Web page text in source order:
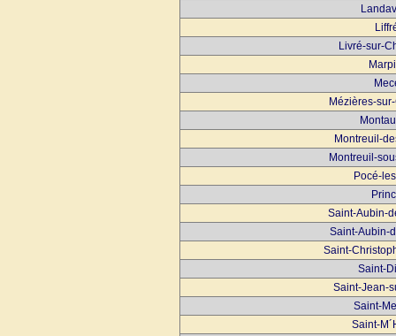
Livré-sur-
Mézières-
Montreuil-
Montreuil-
Pocé-
Saint-Aubin-
Saint-Aubin-
Saint-
Saint-
Saint-Jean-
Saint-
Saint-